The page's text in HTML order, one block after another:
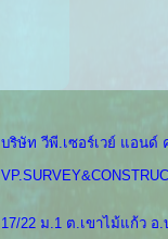
บริษัท วีพี.เซอร์เวย์ แอนด์
17/22 ม.1 ต.เขาไม้แก้ว อ